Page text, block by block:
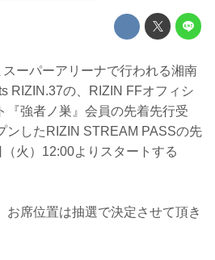
ーパーアリーナで行われる湘南
RIZIN.37の、RIZIN FFオフィシ
『強者ノ巣』会員の先着先行受
ンしたRIZIN STREAM PASSの先
火）12:00よりスタートする
席位置は抽選で決定させて頂き